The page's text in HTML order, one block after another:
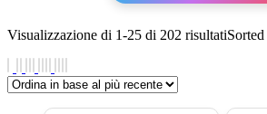
Visualizzazione di 1-25 di 202 risultati